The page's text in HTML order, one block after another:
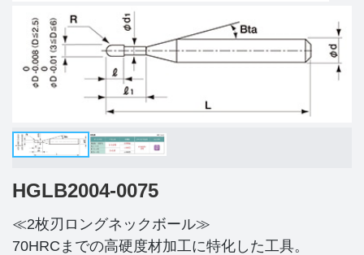
HGLB2004-0075
≪2枚刃ロングネックボール≫
70HRCまでの高硬度材加工に特化した工具。